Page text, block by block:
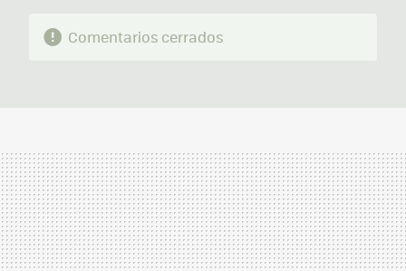
Comentarios cerrados